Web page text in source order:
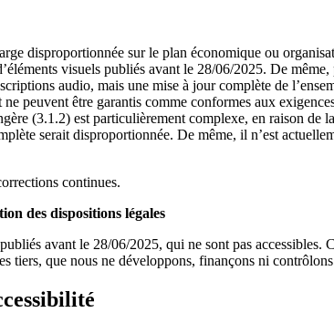
disproportionnée sur le plan économique ou
visuels publiés avant le 28/06/2025. De
audio, mais une mise à jour complète de
peuvent être garantis comme conformes aux
(3.1.2) est particulièrement complexe, en raison
serait disproportionnée. De même, il n’est
continues.
des dispositions légales
avant le 28/06/2025, qui ne sont pas
tiers, que nous ne développons, finançons ni